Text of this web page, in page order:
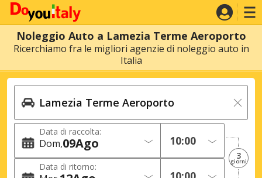
Noleggio Auto a Lamezia Terme Aeroporto
Ricerchiamo fra le migliori agenzie di noleggio auto in
Italia
Data di raccolta:
Dom 09Ago
Data di ritorno:
3
giorni